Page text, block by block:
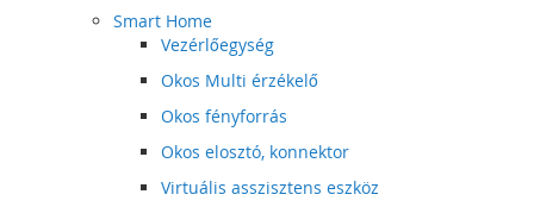
Smart Home
Vezérlőegység
Okos Multi érzékelő
Okos fényforrás
Okos elosztó, konnektor
Virtuális asszisztens eszköz